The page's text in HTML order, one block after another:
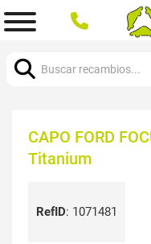
CAPO FORD
Titanium
RefID: 1071481